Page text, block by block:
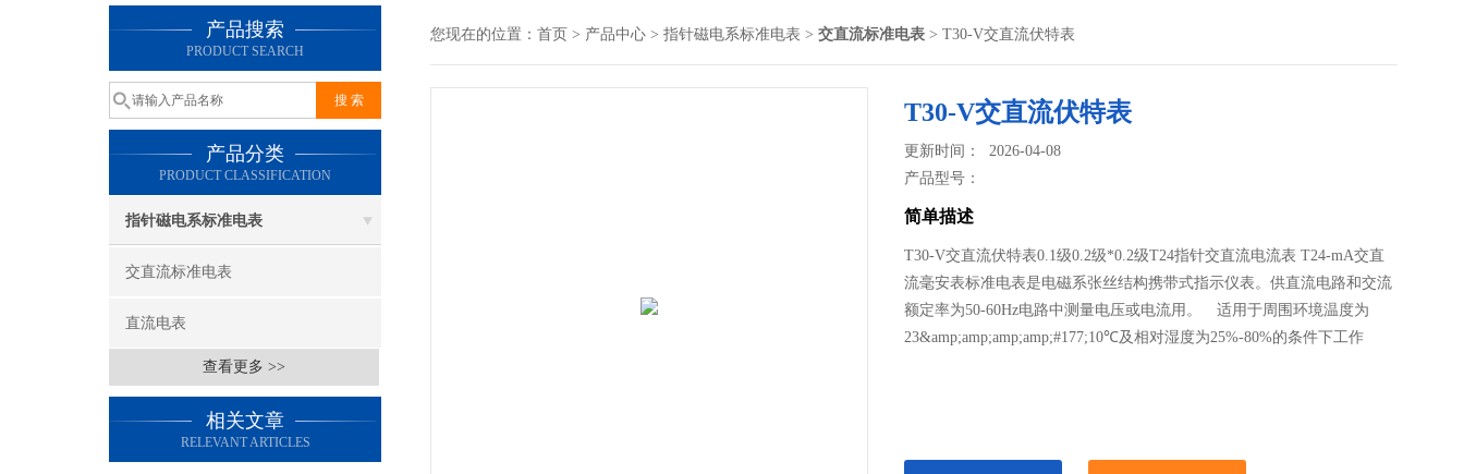
产品搜索
PRODUCT SEARCH
产品分类
PRODUCT CLASSIFICATION
指针磁电系标准电表
交直流标准电表
直流电表
查看更多 >>
相关文章
RELEVANT ARTICLES
您现在的位置： 首页 > 产品中心 > 指针磁电系标准电表 > 交直流标准电表 > T30-V交直流伏特表
T30-V交直流伏特表
更新时间： 2026-04-08
产品型号：
简单描述
T30-V交直流伏特表0.1级0.2级*0.2级T24指针交直流电流表 T24-mA交直
流毫安表标准电表是电磁系张丝结构携带式指示仪表。供直流电路和交流
额定率为50-60Hz电路中测量电压或电流用。 适用于周围环境温度为
23&amp;amp;amp;amp;#177;10℃及相对湿度为25%-80%的条件下工作